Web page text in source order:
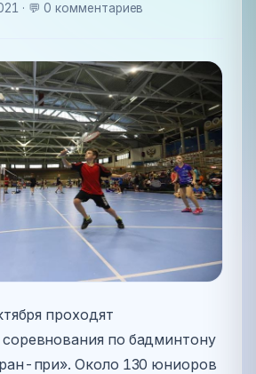
· 💬 0 комментариев
проходят
по бадминтону
при». Около 130 юниоров